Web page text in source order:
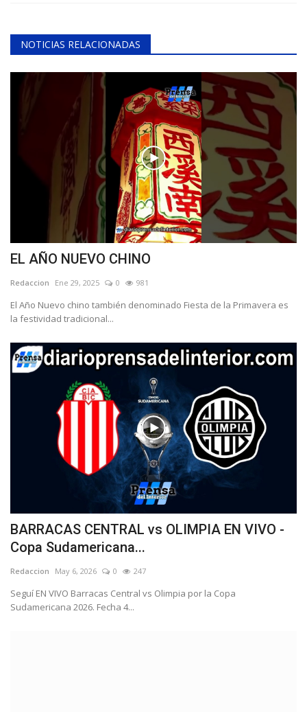
NOTICIAS RELACIONADAS
EL AÑO NUEVO CHINO
Redaccion Ene 29, 2025 0 981
El Año Nuevo chino también denominado Fiesta de la Primavera es
la festividad tradicional...
BARRACAS CENTRAL vs OLIMPIA EN VIVO -
Copa Sudamericana...
Redaccion May 6, 2026 0 247
Seguí EN VIVO Barracas Central vs Olimpia por la Copa
Sudamericana 2026. Fecha 4...